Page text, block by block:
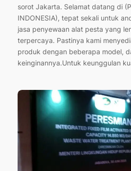
sorot Jakarta. Selamat datang di
INDONESIA), tepat sekali untuk
jasa penyewaan alat pesta yang
terpercaya. Pastinya kami
produk dengan beberapa model,
keinginannya.Untuk keunggulan